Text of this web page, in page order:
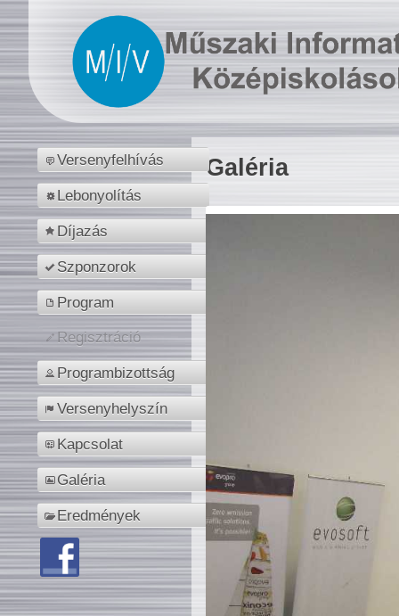
Versenyfelhívás
Lebonyolítás
Díjazás
Szponzorok
Program
Regisztráció
Programbizottság
Versenyhelyszín
Kapcsolat
Galéria
Eredmények
Galéria